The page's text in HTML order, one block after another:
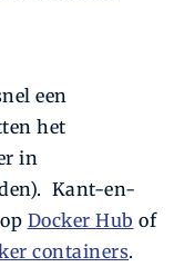
een
het
in
Kant-en-
Docker Hub of
containers.